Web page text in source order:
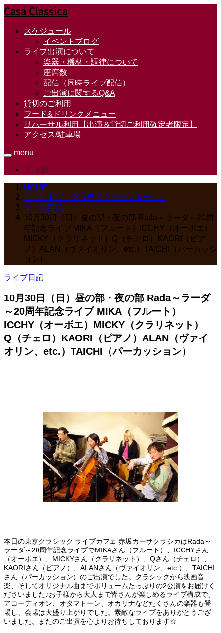
Casa Classica
スケジュール
イベントブログ
ライブ出演について
楽器・機材・調律について
座席数
配信（同時ライブ配信）
ご出演に関するQ&A
貸切のご利用
フード&ドリンクメニュー
リハーサル利用【出演＆貸切ご利用確定者限定】
アクセス/駐車場
menu
日本語
HOME
イベントブログ（ライブ公演レポート）
ライブ日記
10月30日（日）昼の部・夜の部 Rada～ラーダ～20周
年記念ライブ MIKA（フルート）ICCHY（オーボエ）
MICKY（クラリネット）Q（チェロ）KAORI（ピア
ノ）ALAN（ヴァイオリン、etc.）TAICHI（パーカッシ
ョン）
ライブ日記
10月30日（日）昼の部・夜の部 Rada～ラーダ
～20周年記念ライブ MIKA（フルート）
ICCHY（オーボエ）MICKY（クラリネット）
Q（チェロ）KAORI（ピアノ）ALAN（ヴァイ
オリン、etc.）TAICHI（パーカッション）
本日の東京クラシック ライブカフェ 赤坂カーサクラシカはRada～
ラーダ～20周年記念ライブでMIKAさん（フルート）、ICCHYさん
（オーボエ）、MICKYさん（クラリネット）、Qさん（チェロ）、
KAORIさん（ピアノ）、ALANさん（ヴァイオリン、etc.）、TAICHI
さん（パーカッション）のご出演でした。クラシックから映画音
楽、そしてオリジナル曲までボリュームたっぷりの2公演をお届けく
ださいました♪お子様から大人まで皆さんが楽しめるライブ構成で、
アコーディオン、オタマトーン、オカリナなどたくさんの楽器も登
場し、会場は大盛り上がりでした。素敵なライブをありがとうござ
いました。またのご出演を心よりお待ちしております☆